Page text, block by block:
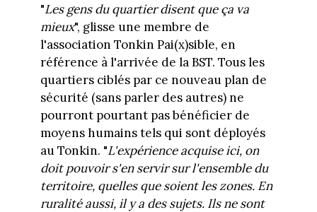
"Les gens du quartier disent que ça va
mieux", glisse une membre de
l'association Tonkin Pai(x)sible, en
référence à l'arrivée de la BST. Tous les
quartiers ciblés par ce nouveau plan de
sécurité (sans parler des autres) ne
pourront pourtant pas bénéficier de
moyens humains tels qui sont déployés
au Tonkin. "L'expérience acquise ici, on
doit pouvoir s'en servir sur l'ensemble du
territoire, quelles que soient les zones. En
ruralité aussi, il y a des sujets. Ils ne sont